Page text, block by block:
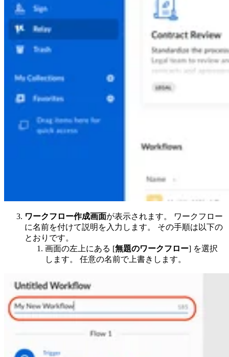
ワークフロー作成画面が表示されます。 ワークフロー
に名前を付けて説明を入力します。 その手順は以下の
とおりです。
画面の左上にある [無題のワークフロー] を選択
します。 任意の名前で上書きします。